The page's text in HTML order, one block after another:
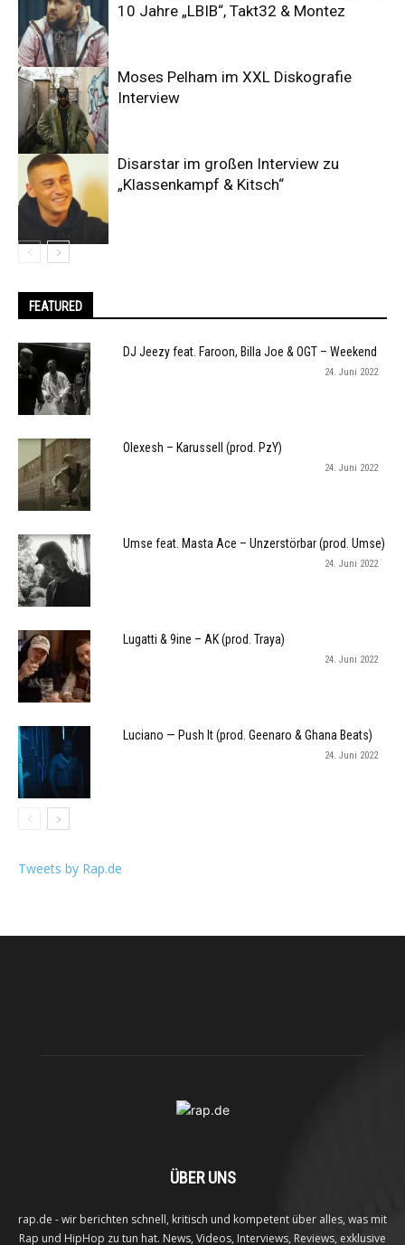
10 Jahre „LBIB“, Takt32 & Montez
Moses Pelham im XXL Diskografie
Interview
Disarstar im großen Interview zu
„Klassenkampf & Kitsch“
FEATURED
DJ Jeezy feat. Faroon, Billa Joe & OGT – Weekend
24. Juni 2022
Olexesh – Karussell (prod. PzY)
24. Juni 2022
Umse feat. Masta Ace – Unzerstörbar (prod. Umse)
24. Juni 2022
Lugatti & 9ine – AK (prod. Traya)
24. Juni 2022
Luciano — Push It (prod. Geenaro & Ghana Beats)
24. Juni 2022
Tweets by Rap.de
ÜBER UNS
rap.de - wir berichten schnell, kritisch und kompetent über alles, was mit
Rap und HipHop zu tun hat. News, Videos, Interviews, Reviews, exklusive